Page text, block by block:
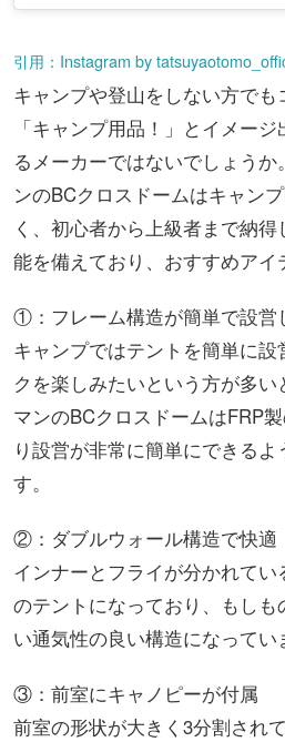
引用：Instagram by
キャンプや登山をしない方でも
「キャンプ用品！」とイメー
るメーカーではないでしょう
ンのBCクロスドームはキャン
く、初心者から上級者まで納
能を備えており、おすすめアイ
①：フレーム構造が簡単で設営
キャンプではテントを簡単に
クを楽しみたいという方が多
マンのBCクロスドームはFRP
り設営が非常に簡単にできるよ
す。
②：ダブルウォール構造で快適
インナーとフライが分かれて
のテントになっており、もしも
い通気性の良い構造になってい
③：前室にキャノピーが付属
前室の形状が大きく3分割され